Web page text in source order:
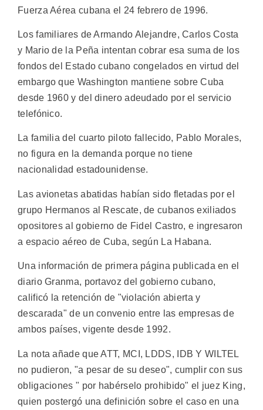
Fuerza Aérea cubana el 24 febrero de 1996.
Los familiares de Armando Alejandre, Carlos Costa
y Mario de la Peña intentan cobrar esa suma de los
fondos del Estado cubano congelados en virtud del
embargo que Washington mantiene sobre Cuba
desde 1960 y del dinero adeudado por el servicio
telefónico.
La familia del cuarto piloto fallecido, Pablo Morales,
no figura en la demanda porque no tiene
nacionalidad estadounidense.
Las avionetas abatidas habían sido fletadas por el
grupo Hermanos al Rescate, de cubanos exiliados
opositores al gobierno de Fidel Castro, e ingresaron
a espacio aéreo de Cuba, según La Habana.
Una información de primera página publicada en el
diario Granma, portavoz del gobierno cubano,
calificó la retención de "violación abierta y
descarada" de un convenio entre las empresas de
ambos países, vigente desde 1992.
La nota añade que ATT, MCI, LDDS, IDB Y WILTEL
no pudieron, "a pesar de su deseo", cumplir con sus
obligaciones " por habérselo prohibido" el juez King,
quien postergó una definición sobre el caso en una